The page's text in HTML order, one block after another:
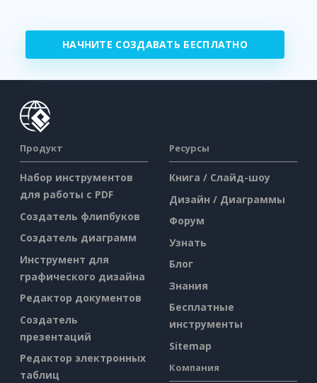
НАЧНИТЕ СОЗДАВАТЬ БЕСПЛАТНО
Продукт
Набор инструментов
для работы с PDF
Создатель флипбуков
Создатель диаграмм
Инструмент для
графического дизайна
Редактор документов
Создатель
презентаций
Редактор электронных
таблиц
Ресурсы
Книга / Слайд-шоу
Дизайн / Диаграммы
Форум
Узнать
Блог
Знания
Бесплатные
инструменты
Sitemap
Компания